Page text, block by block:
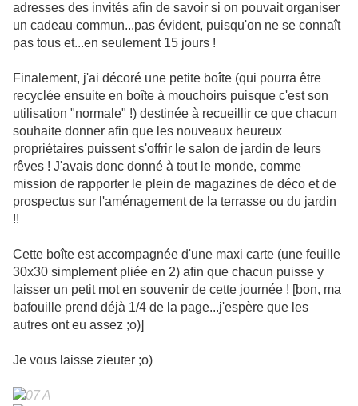
adresses des invités afin de savoir si on pouvait organiser
un cadeau commun...pas évident, puisqu'on ne se connaît
pas tous et...en seulement 15 jours !
Finalement, j'ai décoré une petite boîte (qui pourra être
recyclée ensuite en boîte à mouchoirs puisque c'est son
utilisation "normale" !) destinée à recueillir ce que chacun
souhaite donner afin que les nouveaux heureux
propriétaires puissent s'offrir le salon de jardin de leurs
rêves ! J'avais donc donné à tout le monde, comme
mission de rapporter le plein de magazines de déco et de
prospectus sur l'aménagement de la terrasse ou du jardin
!!
Cette boîte est accompagnée d'une maxi carte (une feuille
30x30 simplement pliée en 2) afin que chacun puisse y
laisser un petit mot en souvenir de cette journée ! [bon, ma
bafouille prend déjà 1/4 de la page...j'espère que les
autres ont eu assez ;o)]
Je vous laisse zieuter ;o)